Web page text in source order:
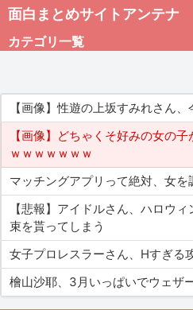
面白まとめサイトアンテナ
カテゴリ一覧
総合
アダルト
【画像】性遊の上坂すみれさん
【画像】どちゃくそ好みの女の
ｗｗｗｗｗｗｗ
マッチングアプリって絶対、女を
【悲報】アイドルさん、ハロウ
束を貰ってしまう
女子プロレスラーさん、Hすぎる
檜山沙耶、3月いっぱいでウェザ